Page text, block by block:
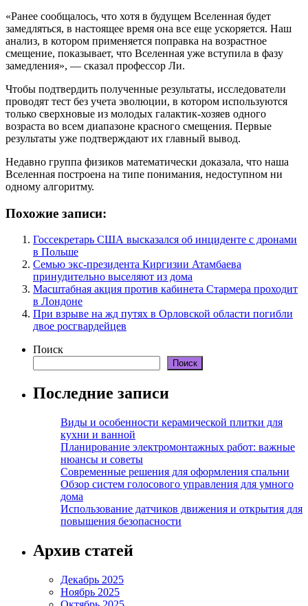
«Ранее сообщалось, что хотя в будущем Вселенная будет
замедляться, в настоящее время она все еще ускоряется. Наш
анализ, в котором применяется поправка на возрастное
смещение, показывает, что Вселенная уже вступила в фазу
замедления», — сказал профессор Ли.
Чтобы подтвердить полученные результаты, исследователи
проводят тест без учета эволюции, в котором используются
только сверхновые из молодых галактик-хозяев одного
возраста во всем диапазоне красного смещения. Первые
результаты уже подтверждают их главный вывод.
Недавно группа физиков математически доказала, что наша
Вселенная построена на типе понимания, недоступном ни
одному алгоритму.
Похожие записи:
Госсекретарь США высказался об инциденте с дронами
в Польше
Семью экс-президента Киргизии Атамбаева
принудительно выселяют из дома
Масштабная акция против кабинета Стармера проходит
в Лондоне
При взрыве на жд путях в Орловской области погибли
двое росгвардейцев
Поиск
Поиск
Последние записи
Виды и особенности керамической плитки для
кухни и ванной
Планирование электромонтажных работ: важные
нюансы и советы
Современные решения для оформления спальни
Обзор систем голосового управления для умного
дома
Использование датчиков движения и открытия для
повышения безопасности
Архив статей
Декабрь 2025
Ноябрь 2025